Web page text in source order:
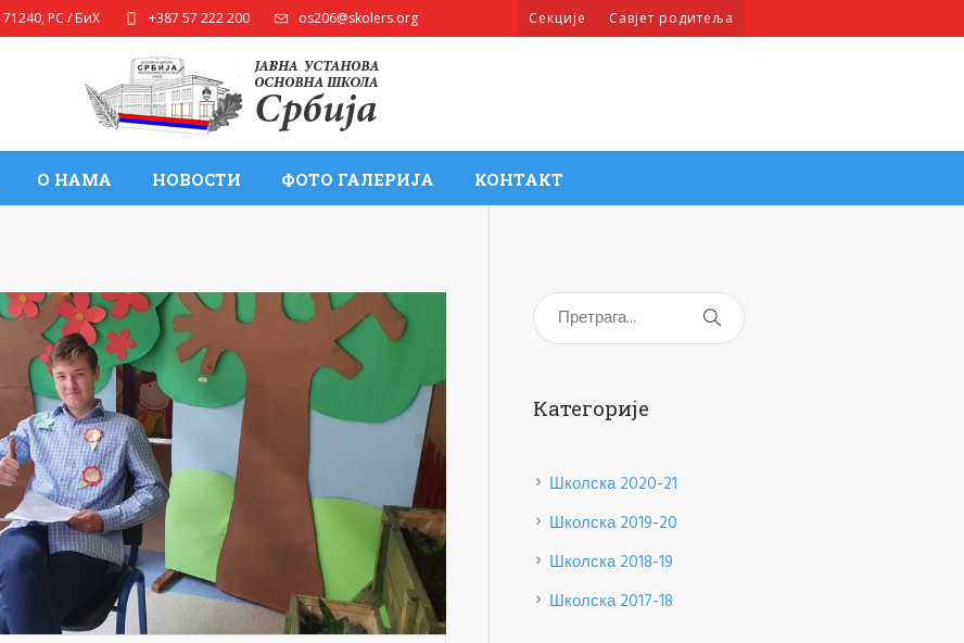
Секције Савјет родитеља
71240, РС / БиХ +387 57 222 200 os206@skolers.org
О НАМА НОВОСТИ ФОТО ГАЛЕРИЈА КОНТАКТ
Категорије
Школска 2020-21
Школска 2019-20
Школска 2018-19
Школска 2017-18